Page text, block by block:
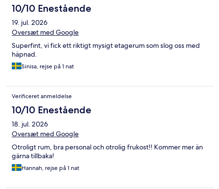
10/10 Enestående
19. jul. 2026
Oversæt med Google
Superfint, vi fick ett riktigt mysigt etagerum som slog oss med
häpnad.
Sinisa, rejse på 1 nat
Verificeret anmeldelse
10/10 Enestående
18. jul. 2026
Oversæt med Google
Otroligt rum, bra personal och otrolig frukost!! Kommer mer än
gärna tillbaka!
Hannah, rejse på 1 nat